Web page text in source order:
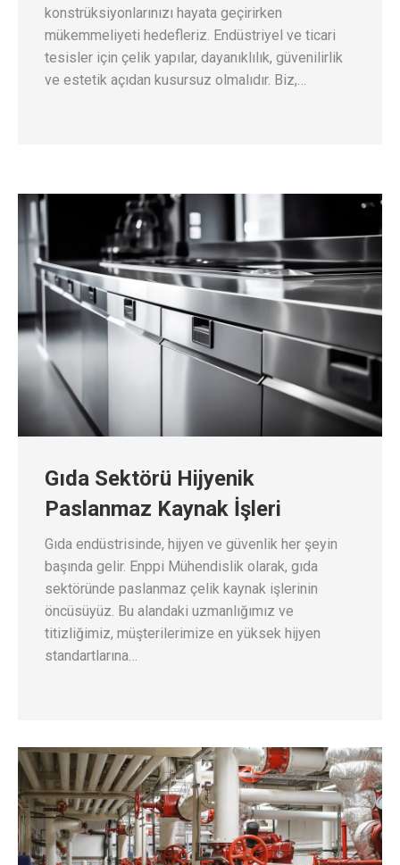
konstrüksiyonlarınızı hayata geçirirken
mükemmeliyeti hedefleriz. Endüstriyel ve ticari
tesisler için çelik yapılar, dayanıklılık, güvenilirlik
ve estetik açıdan kusursuz olmalıdır. Biz,…
Gıda Sektörü Hijyenik
Paslanmaz Kaynak İşleri
Gıda endüstrisinde, hijyen ve güvenlik her şeyin
başında gelir. Enppi Mühendislik olarak, gıda
sektöründe paslanmaz çelik kaynak işlerinin
öncüsüyüz. Bu alandaki uzmanlığımız ve
titizliğimiz, müşterilerimize en yüksek hijyen
standartlarına…